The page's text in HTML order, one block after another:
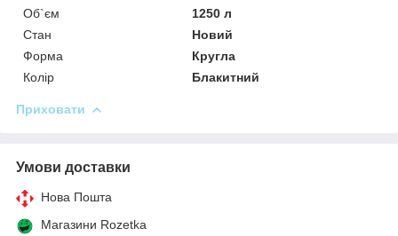
Об`єм
1250 л
Стан
Новий
Форма
Кругла
Колір
Блакитний
Приховати
Умови доставки
Нова Пошта
Магазини Rozetka